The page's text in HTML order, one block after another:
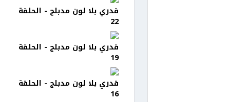
قدري بلا لون مدبلج - الحلقة
22
قدري بلا لون مدبلج - الحلقة
19
قدري بلا لون مدبلج - الحلقة
16